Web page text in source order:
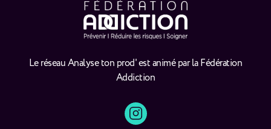
Le réseau Analyse ton prod' est animé par la Fédération
Addiction